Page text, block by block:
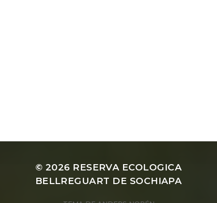
© 2026 RESERVA ECOLOGICA
BELLREGUART DE SOCHIAPA